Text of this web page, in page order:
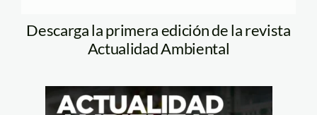
Descarga la primera edición de la revista
Actualidad Ambiental